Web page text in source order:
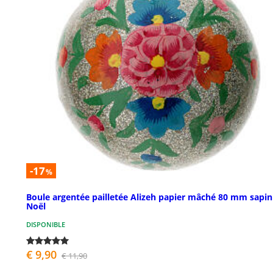
-17%
Boule argentée pailletée Alizeh papier mâché 80 mm sapin
Noël
DISPONIBLE
€ 9,90 € 11,90